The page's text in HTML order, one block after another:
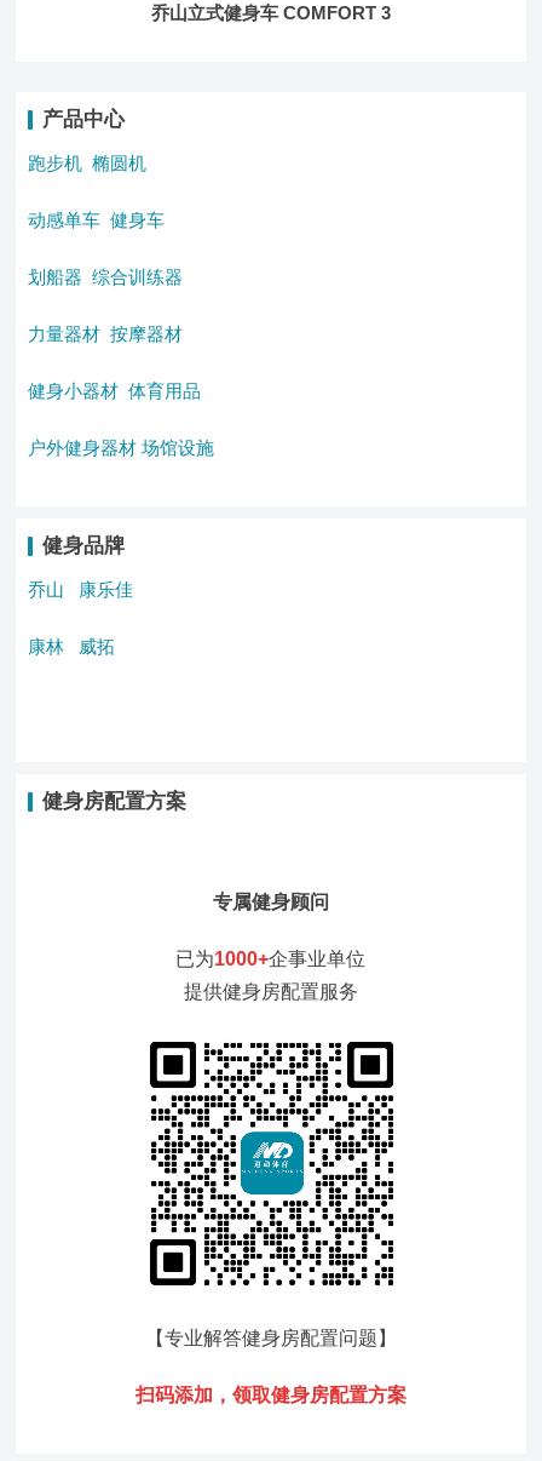
乔山立式健身车 COMFORT 3
产品中心
跑步机 椭圆机
动感单车 健身车
划船器 综合训练器
力量器材 按摩器材
健身小器材 体育用品
户外健身器材 场馆设施
健身品牌
乔山 康乐佳
康林 威拓
健身房配置方案
专属健身顾问
已为1000+企事业单位
提供健身房配置服务
【专业解答健身房配置问题 】
扫码添加，领取健身房配置方案